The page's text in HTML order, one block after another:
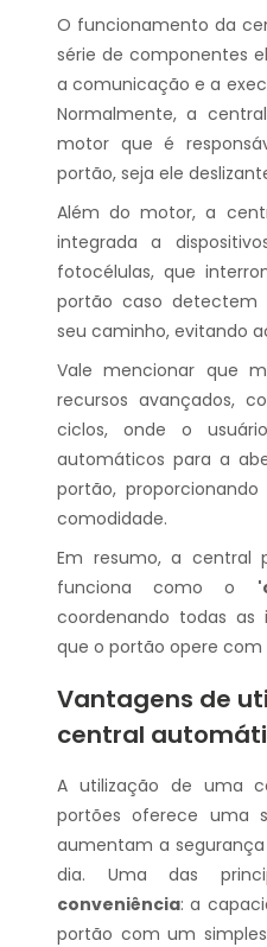
O funcionamento da
série de componentes
a comunicação e a
Normalmente, a
motor que é
portão, seja ele
Além do motor, a
integrada a
fotocélulas, que
portão caso detectem
seu caminho, evitando
Vale mencionar que
recursos avançados,
ciclos, onde o
automáticos para a
portão,
comodidade.
Em resumo, a central
funciona como o
coordenando todas as
que o portão opere
Vantagens de
central
A utilização de uma
portões oferece uma
aumentam a
dia. Uma das
conveniência: a
portão com um